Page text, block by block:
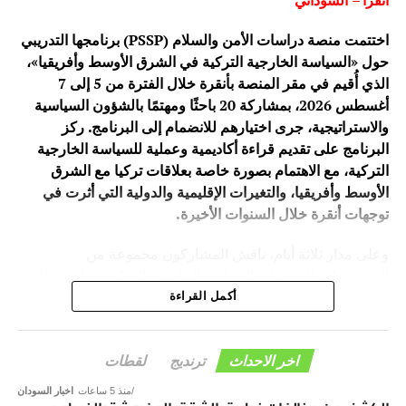
اختتمت منصة دراسات الأمن والسلام (PSSP) برنامجها التدريبي
حول «السياسة الخارجية التركية في الشرق الأوسط وأفريقيا»،
الذي أُقيم في مقر المنصة بأنقرة خلال الفترة من 5 إلى 7
أغسطس 2026، بمشاركة 20 باحثًا ومهتمًا بالشؤون السياسية
والاستراتيجية، جرى اختيارهم للانضمام إلى البرنامج. ركز
البرنامج على تقديم قراءة أكاديمية وعملية للسياسة الخارجية
التركية، مع الاهتمام بصورة خاصة بعلاقات تركيا مع الشرق
الأوسط وأفريقيا، والتغيرات الإقليمية والدولية التي أثرت في
توجهات أنقرة خلال السنوات الأخيرة.
الموضوعات المرتبطة بالسياسة الخارجية التركية، بما في ذلك
تطورها ومرتكزاتها، وعلاقات تركيا مع دول الشرق الأوسط،
وقدّم البرنامج مجموعة من الأكاديميين والباحثين المتخصصين،
أكمل القراءة
اخر الاحداث ترنديج لقطات
اخبار السودان منذ 5 ساعات